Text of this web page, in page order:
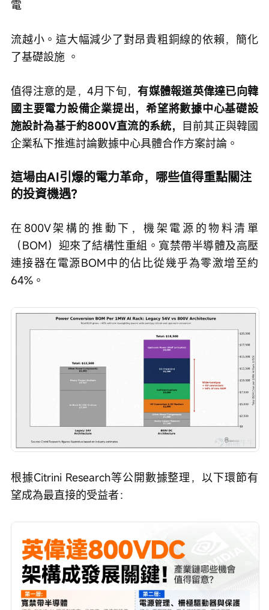
電
流越小。這大幅減少了對昂貴粗銅線的依賴，簡化
了基礎設施 。
值得注意的是，4月下旬，有媒體報道英偉達已向韓
國主要電力設備企業提出，希望將數據中心基礎設
施設計為基于約800V直流的系統， 目前其正與韓國
企業私下推進討論數據中心具體合作方案討論。
這場由AI引爆的電力革命，哪些值得重點關注
的投資機遇？
在800V架構的推動下，機架電源的物料清單
（BOM）迎來了結構性重組。寬禁帶半導體及高壓
連接器在電源BOM中的佔比從幾乎為零激增至約
64%。
根據Citrini Research等公開數據整理，以下環節有
望成為最直接的受益者：